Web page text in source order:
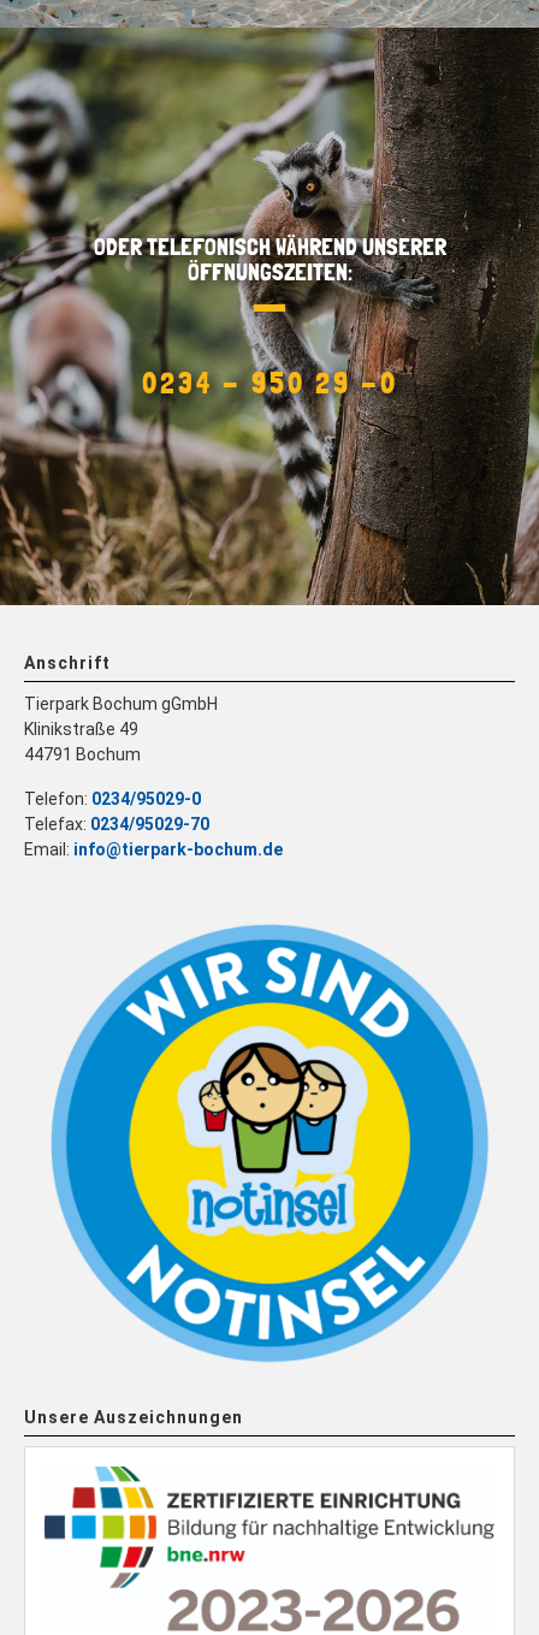
ODER TELEFONISCH WÄHREND UNSERER
ÖFFNUNGSZEITEN:
0234 - 950 29 -0
Anschrift
Tierpark Bochum gGmbH
Klinikstraße 49
44791 Bochum
Telefon: 0234/95029-0
Telefax: 0234/95029-70
Email: info@tierpark-bochum.de
Unsere Auszeichnungen